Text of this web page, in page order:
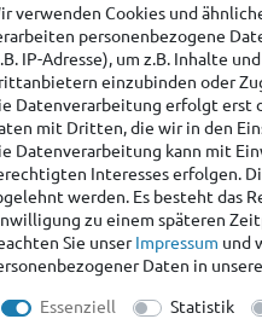
verwenden Cookies und
personenbezogene
IP-Adresse), um z.B. Inhalte
einzubinden oder
Datenverarbeitung erfolgt erst
mit Dritten, die wir in den
Datenverarbeitung kann mit
Interesses erfolgen.
werden. Es besteht das
zu einem späteren
Sie unserImpressum und
Daten in
Essenziell
Statistik